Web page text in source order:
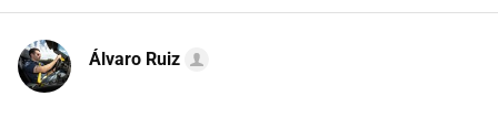
Álvaro Ruiz